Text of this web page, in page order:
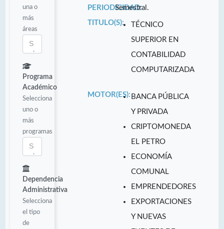
una o
más
áreas
Programa
Académico
Selecciona
uno o
más
programas
Dependencia
Administrativa
Selecciona
el tipo
de
PERIODICIDAD:
Semestral.
TITULO(S):
TÉCNICO
SUPERIOR EN
CONTABILIDAD
COMPUTARIZADA
MOTOR(ES): BANCA PÚBLICA
Y PRIVADA
CRIPTOMONEDA
EL PETRO
ECONOMÍA
COMUNAL
EMPRENDEDORES
EXPORTACIONES
Y NUEVAS